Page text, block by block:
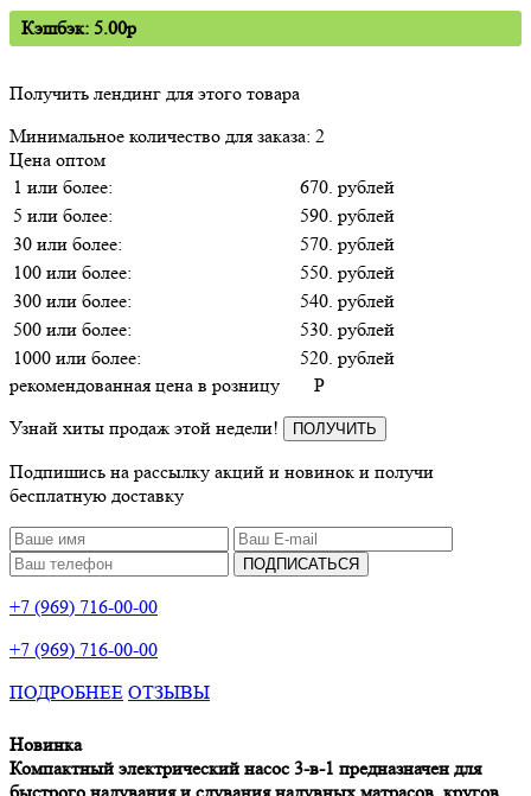
Кэшбэк: 5.00p
Получить лендинг для этого товара
Минимальное количество для заказа: 2
Цена оптом
1 или более:
670. рублей
5 или более:
590. рублей
30 или более:
570. рублей
100 или более:
550. рублей
300 или более:
540. рублей
500 или более:
530. рублей
1000 или более:
520. рублей
рекомендованная цена в розницу
P
Узнай хиты продаж этой недели!
ПОЛУЧИТЬ
Подпишись на рассылку акций и новинок и получи
бесплатную доставку
ПОДПИСАТЬСЯ
+7 (969) 716-00-00
+7 (969) 716-00-00
ПОДРОБНЕЕ ОТЗЫВЫ
Новинка
Компактный электрический насос 3-в-1 предназначен для